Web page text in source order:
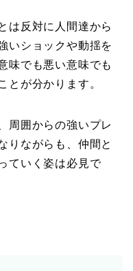
は反対に人間達から
いショックや動揺を
味でも悪い意味でも
とが分かります。
周囲からの強いプレ
りながらも、仲間と
ていく姿は必見で